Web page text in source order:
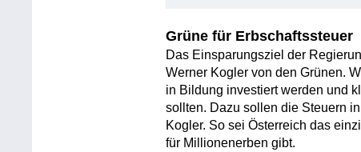
Grüne für Erbschaftssteuer
Das Einsparungsziel der
Werner Kogler von den Grünen.
in Bildung investiert werden und
sollten. Dazu sollen die Steuern
Kogler. So sei Österreich das
für Millionenerben gibt.